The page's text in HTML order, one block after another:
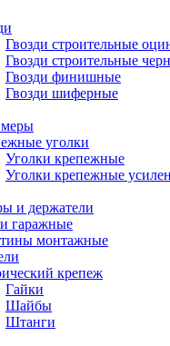
Гвозди строительные
Гвозди строительные
Гвозди финишные
Гвозди шиферные
уголки
Уголки крепежные
Уголки крепежные
и держатели
гаражные
монтажные
крепеж
Гайки
Шайбы
Штанги